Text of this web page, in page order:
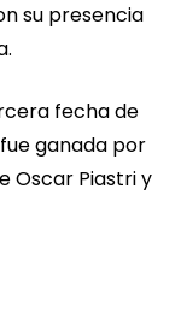
su presencia
fecha de
ganada por
Oscar Piastri y